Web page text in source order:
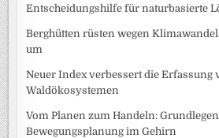
Entscheidungshilfe für naturbasierte
Berghütten rüsten wegen
um
Neuer Index verbessert die Erfassung
Waldökosystemen
Vom Planen zum Handeln:
Bewegungsplanung im Gehirn